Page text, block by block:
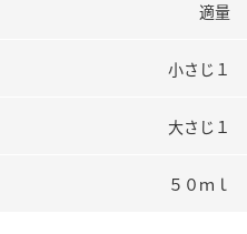
検索
製造所固有記号一覧
適量
小さじ１
大さじ１
５０ｍｌ